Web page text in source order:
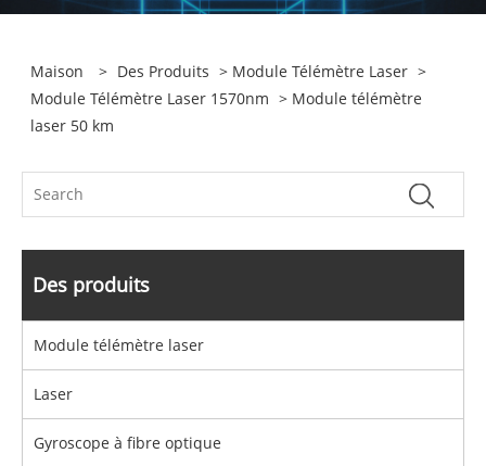
Maison > Des Produits > Module Télémètre Laser >
Module Télémètre Laser 1570nm > Module télémètre
laser 50 km
Des produits
Module télémètre laser
Laser
Gyroscope à fibre optique